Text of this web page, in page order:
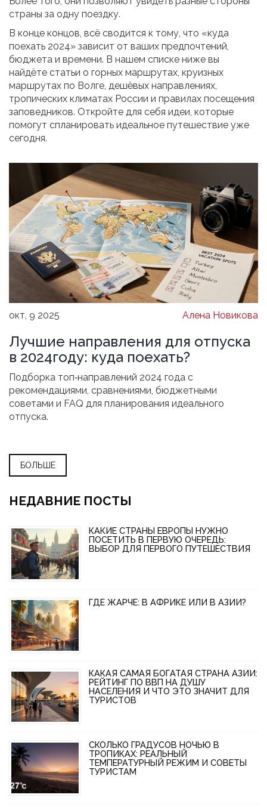
страны за одну поездку.
В конце концов, всё сводится к тому, что «куда
поехать 2024» зависит от ваших предпочтений,
бюджета и времени. В нашем списке ниже вы
найдёте статьи о горных маршрутах, круизных
маршрутах по Волге, дешёвых направлениях,
тропических климатах России и правилах посещения
заповедников. Откройте для себя идеи, которые
помогут спланировать идеальное путешествие уже
сегодня.
окт, 9 2025 Алена Новикова
Лучшие направления для отпуска
в 2024году: куда поехать?
Подборка топ‑направлений 2024 года с
рекомендациями, сравнениями, бюджетными
советами и FAQ для планирования идеального
отпуска.
БОЛЬШЕ
НЕДАВНИЕ ПОСТЫ
КАКИЕ СТРАНЫ ЕВРОПЫ НУЖНО
ПОСЕТИТЬ В ПЕРВУЮ ОЧЕРЕДЬ:
ВЫБОР ДЛЯ ПЕРВОГО ПУТЕШЕСТВИЯ
ГДЕ ЖАРЧЕ: В АФРИКЕ ИЛИ В АЗИИ?
КАКАЯ САМАЯ БОГАТАЯ СТРАНА АЗИИ:
РЕЙТИНГ ПО ВВП НА ДУШУ
НАСЕЛЕНИЯ И ЧТО ЭТО ЗНАЧИТ ДЛЯ
ТУРИСТОВ
СКОЛЬКО ГРАДУСОВ НОЧЬЮ В
ТРОПИКАХ: РЕАЛЬНЫЙ
ТЕМПЕРАТУРНЫЙ РЕЖИМ И СОВЕТЫ
ТУРИСТАМ